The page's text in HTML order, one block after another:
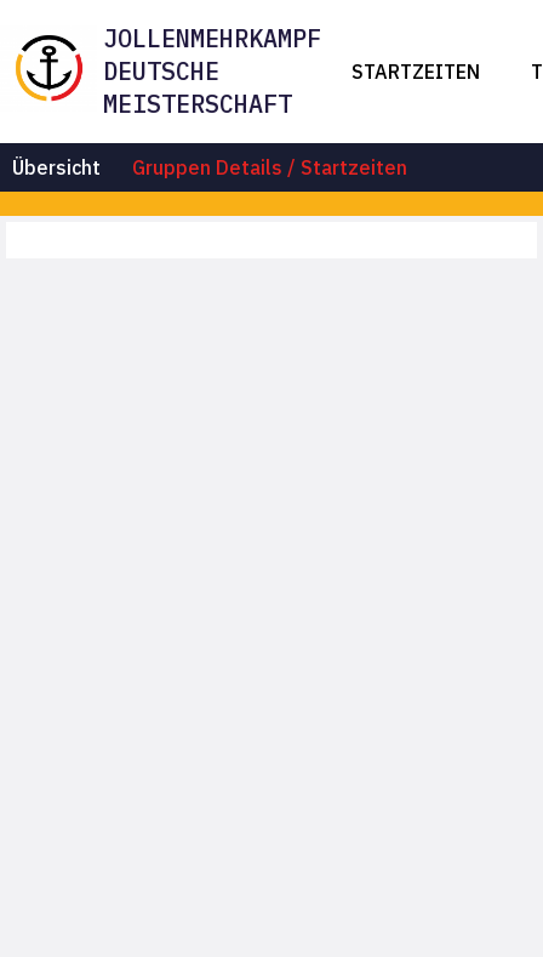
JOLLENMEHRKAMPF
DEUTSCHE
MEISTERSCHAFT
STARTZEITEN
Übersicht Gruppen Details / Startzeiten